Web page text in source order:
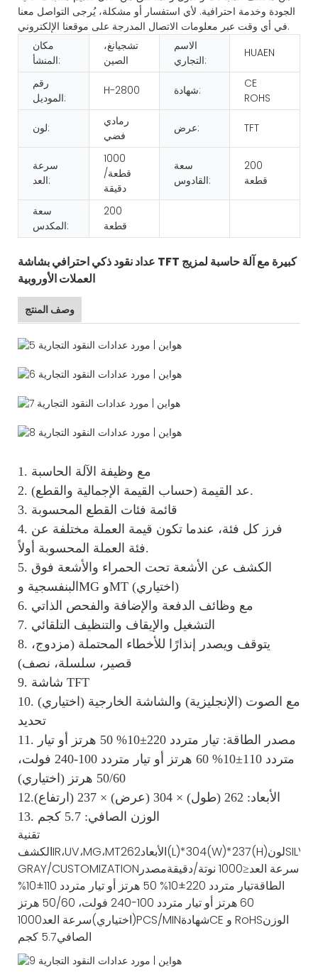
الجودة وخدمة احترافية. لأي استفسار أو مشكلة، يُرجى التواصل معنا
في أي وقت عبر معلومات الاتصال المدرجة على موقعنا الإلكتروني.
مكان
المنشأ:
تشجيانغ،
الصين
الاسم
التجاري:
HUAEN
رقم
الموديل:
H-2800 شهادة:
CE
ROHS
لون:
رمادي
فضي
عرض: TFT
سرعة
العد:
1000
قطعة/
دقيقة
سعة
القادوس:
200
قطعة
سعة
المكدس:
200
قطعة
عداد نقود ذكي احترافي بشاشة TFT كبيرة مع آلة حاسبة لمزيج
العملات الأوروبية
وصف المنتج
1. مع وظيفة الآلة الحاسبة
2. عد القيمة (حساب القيمة الإجمالية والقطع).
3. قائمة فئات القطع المحسوبة
4. فرز كل فئة، عندما تكون قيمة العملة مختلفة عن
فئة العملة المحسوبة أولاً.
5. الكشف عن الأشعة تحت الحمراء والأشعة فوق
البنفسجية وMG وMT (اختياري)
6. مع وظائف الدفعة والإضافة والفحص الذاتي
7. التشغيل والإيقاف والتنظيف التلقائي
8. يتوقف ويصدر إنذارًا للأخطاء المحتملة (مزدوج،
قصير، سلسلة، نصف)
9. شاشة TFT
10. مع الصوت (الإنجليزية) والشاشة الخارجية (اختياري)
تحديد
11. مصدر الطاقة: تيار متردد 220±10% 50 هرتز أو تيار
متردد 110±10% 60 هرتز أو تيار متردد 100-240 فولت،
50/60 هرتز (اختياري)
12.الأبعاد: 262 (طول) × 304 (عرض) × 237 (ارتفاع)
13. الوزن الصافي: 5.7 كجم
تقنية
الكشفIR،UV،MG،MT الأبعاد262(L)*304(W)*237(H)لونSILVER
GRAY/CUSTOMIZATION
سرعة العد≤1000 نوتة/دقيقة
مصدر
الطاقة
تيار متردد 220±10% 50 هرتز أو تيار متردد 110±10%
60 هرتز أو تيار متردد 100-240 فولت، 50/60 هرتز
(اختياري)سرعة العد 1000PCS/MINشهادة CE و RoHSالوزن
الصافي5.7 كجم